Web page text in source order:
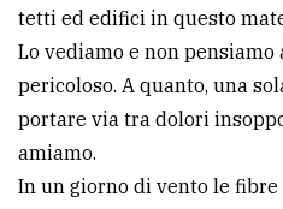
tetti ed edifici in questo
Lo vediamo e non pensiamo
pericoloso. A quanto, una
portare via tra dolori
amiamo.
In un giorno di vento le fibre